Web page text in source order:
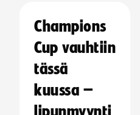
Champions
Cup vauhtiin
tässä
kuussa –